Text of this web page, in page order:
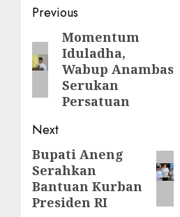
Post
navigation
Previous
Previous
post:
Momentum
Iduladha,
Wabup Anambas
Serukan
Persatuan
Next
Next
post:
Bupati Aneng
Serahkan
Bantuan Kurban
Presiden RI